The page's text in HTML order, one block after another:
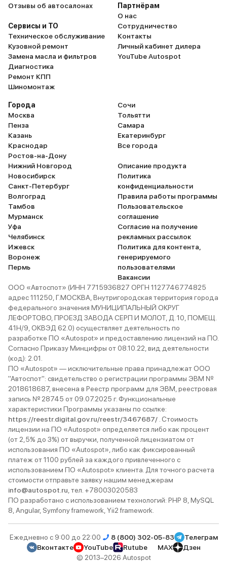
практичный городской кроссовер.
За эти деньги трудно найти что-
то лучше. Конечно, есть и другие
варианты на рынке, но Jolion по
соотношению цена/качество —
один из лучших в своем классе.
Отзывы об автосалонах
Сервисы и ТО
Техническое обслуживание
Кузовной ремонт
Замена масла и фильтров
Диагностика
Ремонт КПП
Шиномонтаж
Партнёрам
О нас
Сотрудничество
Контакты
Личный кабинет дилера
YouTube Autospot
Города
Москва
Пенза
Казань
Краснодар
Ростов-на-Дону
Нижний Новгород
Новосибирск
Санкт-Петербург
Волгоград
Тамбов
Мурманск
Уфа
Челябинск
Ижевск
Воронеж
Пермь
Сочи
Тольятти
Самара
Екатеринбург
Все города
Описание продукта
Политика
конфиденциальности
Правила работы программы
Пользовательское
соглашение
Согласие на получение
рекламных рассылок
Политика для контента,
генерируемого
пользователями
Вакансии
ООО «Автоспот» (ИНН 7715936827 ОРГН 1127746774825
адрес 111250, Г.МОСКВА, Внутригородская территория города
федерального значения МУНИЦИПАЛЬНЫЙ ОКРУГ
ЛЕФОРТОВО, ПРОЕЗД ЗАВОДА СЕРП И МОЛОТ, Д. 10, ПОМЕЩ.
41Н/9, ОКВЭД 62.0) осуществляет деятельность по
разработке ПО «Autospot» и предоставлению лицензий на ПО.
Согласно Приказу Минцифры от 08.10.22, вид деятельности
(код): 2.01.
ПО «Autospot» — исключительные права принадлежат ООО
"Автоспот": свидетельство о регистрации программы ЭВМ №
2018618687, внесена в Реестр программ для ЭВМ, реестровая
запись № 28745 от 09.07.2025 г. Функциональные
характеристики Программы указаны по ссылке:
https://reestr.digital.gov.ru/reestr/3467687/ . Стоимость
лицензии на ПО «Autospot» определяется либо как процент
(от 2,5% до 3%) от выручки, полученной лицензиатом от
использования ПО «Autospot», либо как фиксированный
платеж от 1100 рублей за каждого привлеченного с
использованием ПО «Autospot» клиента. Для точного расчета
стоимости отправьте заявку нашим менеджерам
info@autospot.ru , тел. +78003020583
ПО разработано с использованием технологий: PHP 8, MySQL
8, Angular, Symfony framework, Yii2 framework.
Ежедневно с 9:00 до 22:00 8 (800) 302-05-83
Телеграм
Вконтакте
YouTube Rutube MAX
Дзен
© 2013–2026 Autospot